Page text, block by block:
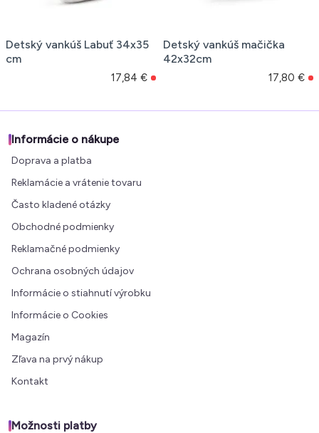
Detský vankúš Labuť 34x35
cm
17,84 €
Detský vankúš mačička
42x32cm
17,80 €
Informácie o nákupe
Doprava a platba
Reklamácie a vrátenie tovaru
Často kladené otázky
Obchodné podmienky
Reklamačné podmienky
Ochrana osobných údajov
Informácie o stiahnutí výrobku
Informácie o Cookies
Magazín
Zľava na prvý nákup
Kontakt
Možnosti platby